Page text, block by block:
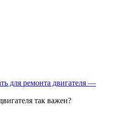
для ремонта двигателя —
так важен?